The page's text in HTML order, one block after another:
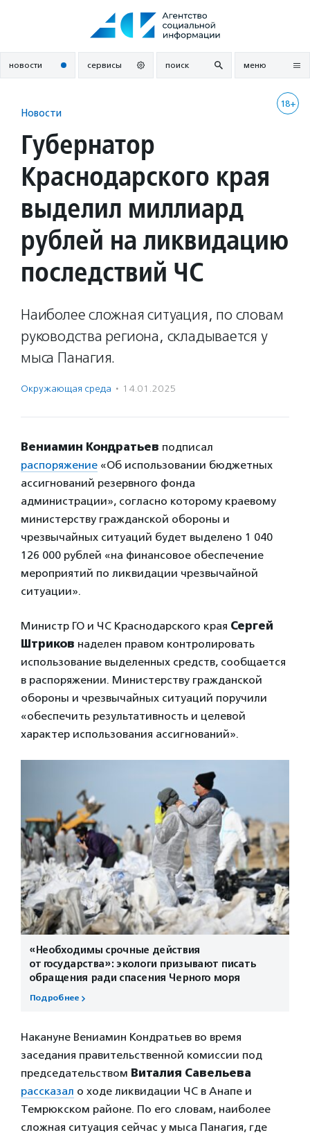
новости сервисы поиск меню
18+
Новости
Губернатор
Краснодарского края
выделил миллиард
рублей на ликвидацию
последствий ЧС
Наиболее сложная ситуация, по словам
руководства региона, складывается у
мыса Панагия.
Окружающая среда · 14.01.2025
Вениамин Кондратьев подписал
распоряжение «Об использовании бюджетных
ассигнований резервного фонда
администрации», согласно которому краевому
министерству гражданской обороны и
чрезвычайных ситуаций будет выделено 1 040
126 000 рублей «на финансовое обеспечение
мероприятий по ликвидации чрезвычайной
ситуации».
Министр ГО и ЧС Краснодарского края Сергей
Штриков наделен правом контролировать
использование выделенных средств, сообщается
в распоряжении. Министерству гражданской
обороны и чрезвычайных ситуаций поручили
«обеспечить результативность и целевой
характер использования ассигнований».
«Необходимы срочные действия
от государства»: экологи призывают писать
обращения ради спасения Черного моря
Подробнее
Накануне Вениамин Кондратьев во время
заседания правительственной комиссии под
председательством Виталия Савельева
рассказал о ходе ликвидации ЧС в Анапе и
Темрюкском районе. По его словам, наиболее
сложная ситуация сейчас у мыса Панагия, где